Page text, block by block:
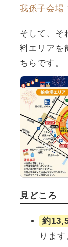
我孫子会場
そして、そ
料エリアを
ちらです。
見どころ
約
ります